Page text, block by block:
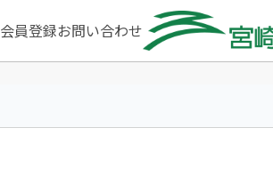
会員登録お問い合わせ